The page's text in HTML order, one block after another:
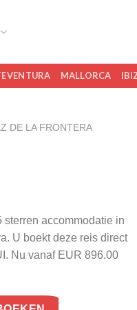
MALLORCA
DE LA FRONTERA
sterren accommodatie in
U boekt deze reis direct
Nu vanaf EUR 896.00